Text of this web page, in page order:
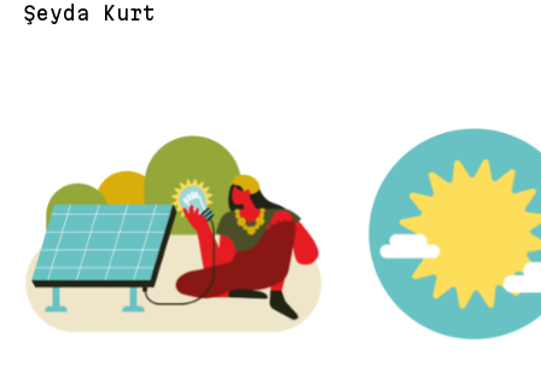
Şeyda Kurt